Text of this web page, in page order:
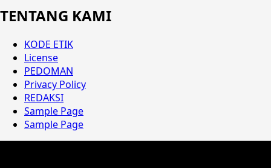
TENTANG KAMI
KODE ETIK
License
PEDOMAN
Privacy Policy
REDAKSI
Sample Page
Sample Page